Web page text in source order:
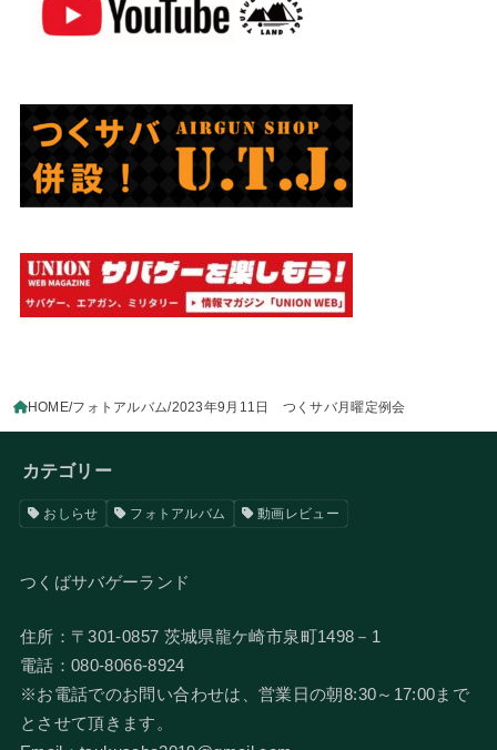
HOME フォトアルバム 2023年9月11日 つくサバ月曜定例会
カテゴリー
おしらせ フォトアルバム 動画レビュー
つくばサバゲーランド
住所：〒301-0857 茨城県龍ケ崎市泉町1498－1
電話：080-8066-8924
​※お電話でのお問い合わせは、営業日の朝8:30～17:00まで
とさせて頂きます。